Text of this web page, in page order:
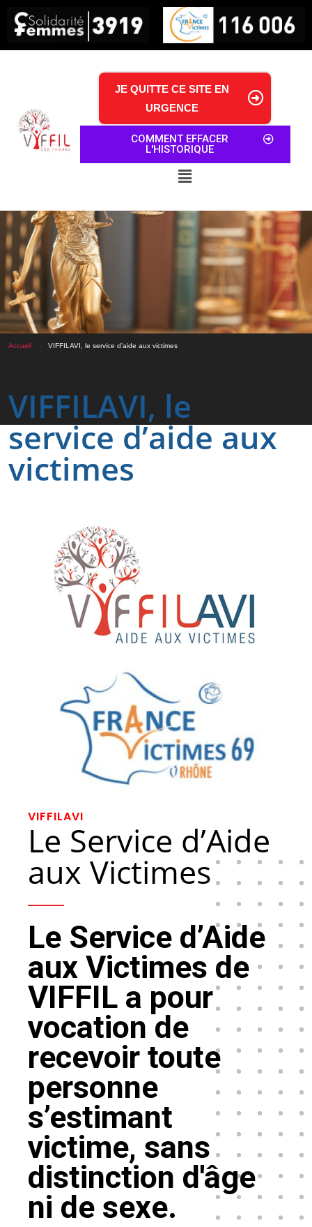
JE QUITTE CE SITE EN
URGENCE
COMMENT EFFACER
L'HISTORIQUE
Accueil VIFFILAVI, le service d’aide aux victimes
VIFFILAVI, le
service d’aide aux
victimes
VIFFILAVI
Le Service d’Aide
aux Victimes
Le Service d’Aide
aux Victimes de
VIFFIL a pour
vocation de
recevoir toute
personne
s’estimant
victime, sans
distinction d'âge
ni de sexe.